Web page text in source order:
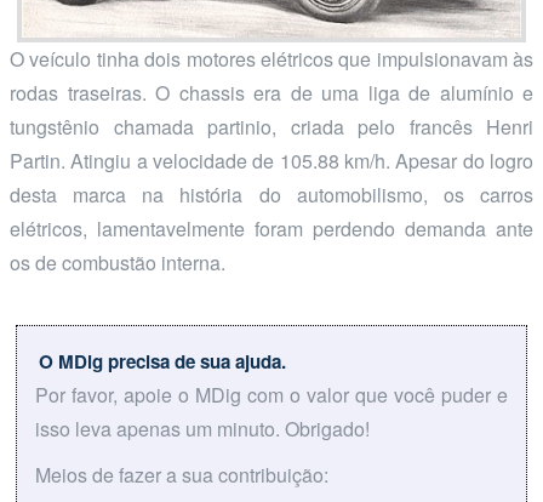
O veículo tinha dois motores elétricos que impulsionavam às
rodas traseiras. O chassis era de uma liga de alumínio e
tungstênio chamada partinio, criada pelo francês Henri
Partin. Atingiu a velocidade de 105.88 km/h. Apesar do logro
desta marca na história do automobilismo, os carros
elétricos, lamentavelmente foram perdendo demanda ante
os de combustão interna.
O MDig precisa de sua ajuda.
Por favor, apoie o MDig com o valor que você puder e
isso leva apenas um minuto. Obrigado!
Meios de fazer a sua contribuição: